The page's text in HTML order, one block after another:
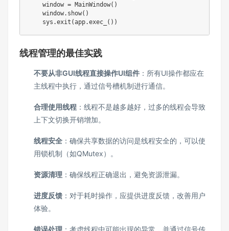
    window = MainWindow()
    window.show()
    sys.exit(app.exec_())
线程管理的最佳实践
不要从非GUI线程直接操作UI组件 ：所有UI操作都应在
主线程中执行，通过信号槽机制进行通信。
合理使用线程 ：线程不是越多越好，过多的线程会导致
上下文切换开销增加。
线程安全 ：确保共享数据的访问是线程安全的，可以使
用锁机制（如QMutex）。
资源清理 ：确保线程正确退出，避免资源泄漏。
进度反馈 ：对于耗时操作，应提供进度反馈，改善用户
体验。
错误处理 ：考虑线程中可能出现的异常，并通过信号传